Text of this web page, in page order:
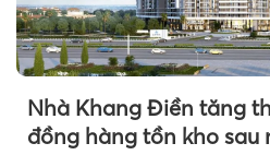
Nhà Khang Điền tăng
đồng hàng tồn kho sau